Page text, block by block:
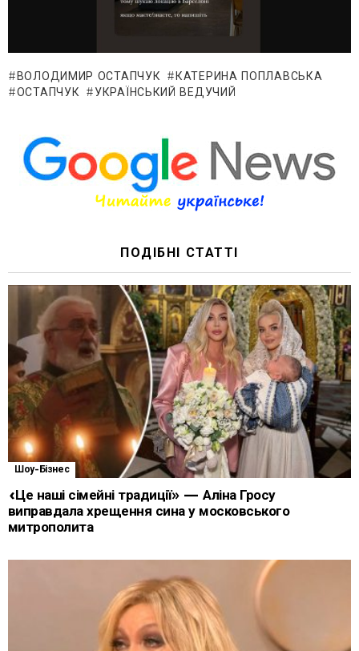
ВОЛОДИМИР ОСТАПЧУК
КАТЕРИНА ПОПЛАВСЬКА
ОСТАПЧУК
УКРАЇНСЬКИЙ ВЕДУЧИЙ
ПОДІБНІ СТАТТІ
Шоу-Бізнес
«Це наші сімейні традиції» — Аліна Гросу
виправдала хрещення сина у московського
митрополита